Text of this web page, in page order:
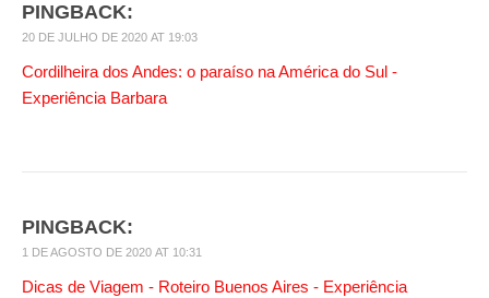
PINGBACK:
20 DE JULHO DE 2020 AT 19:03
Cordilheira dos Andes: o paraíso na América do Sul -
Experiência Barbara
PINGBACK:
1 DE AGOSTO DE 2020 AT 10:31
Dicas de Viagem - Roteiro Buenos Aires - Experiência